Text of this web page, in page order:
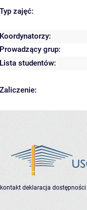
Typ zajęć:
Koordynatorzy:
Prowadzący grup:
Lista studentów:
Zaliczenie:
kontakt deklaracja dostępności